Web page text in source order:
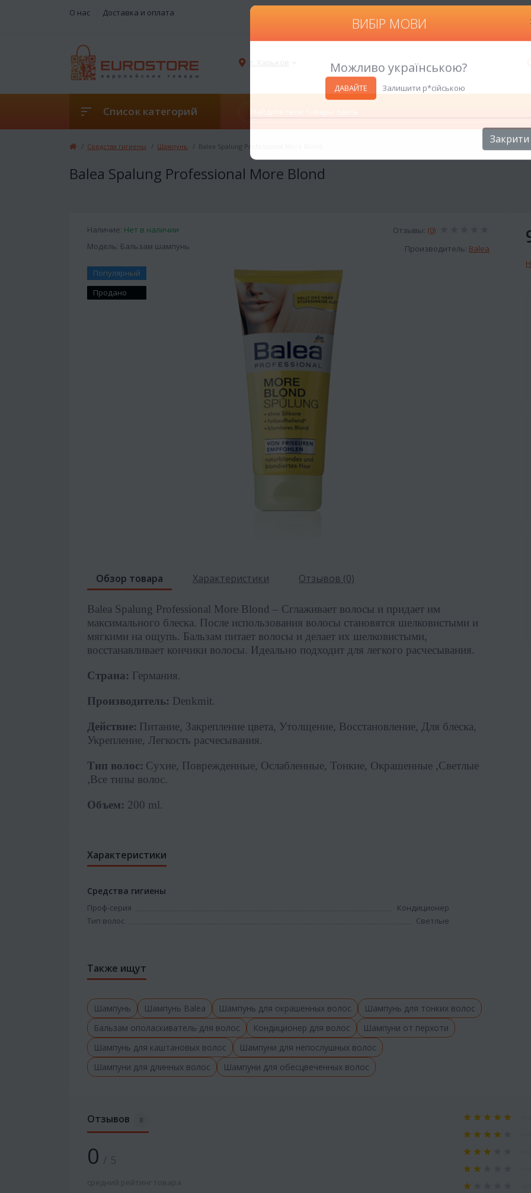
О нас Доставка и оплата
г. Харьков
Список категорий
Средства гигиены Шампунь Balea Spalung Professional More Blond
Balea Spalung Professional More Blond
ВИБІР МОВИ
Можливо українською?
ДАВАЙТЕ
Закрити
Наличие: Нет в наличии
Модель: Бальзам шампунь
Отзывы: (0)
Производитель: Balea
Популярный
Продано
Обзор товара Характеристики Отзывов (0)
Balea Spalung Professional More Blond – Сглаживает волосы и придает им
максимального блеска. После использования волосы становятся шелковистыми и
мягкими на ощупь. Бальзам питает волосы и делает их шелковистыми,
восстанавливает кончики волосы. Идеально подходит для легкого расчесывания.
Страна: Германия.
Производитель: Denkmit.
Действие: Питание, Закрепление цвета, Утолщение, Восстановление, Для блеска,
Укрепление, Легкость расчесывания.
Тип волос: Сухие, Поврежденные, Ослабленные, Тонкие, Окрашенные ,Светлые
,Все типы волос.
Объем: 200 ml.
Характеристики
Средства гигиены
Проф-серия
Кондиционер
Тип волос
Светлые
Также ищут
Шампунь Шампунь Balea Шампунь для окрашенных волос
Шампунь для тонких волос
Бальзам ополаскиватель для волос
Кондиционер для волос
Шампуни от перхоти
Шампунь для каштановых волос
Шампуни для непослушных волос
Шампуни для длинных волос
Шампуни для обесцвеченных волос
Отзывов 0
0